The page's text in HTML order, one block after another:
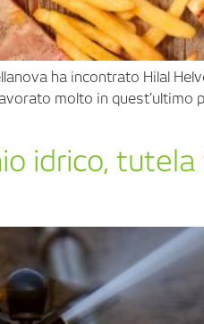
ha incontrato Hilal
molto in
idrico,